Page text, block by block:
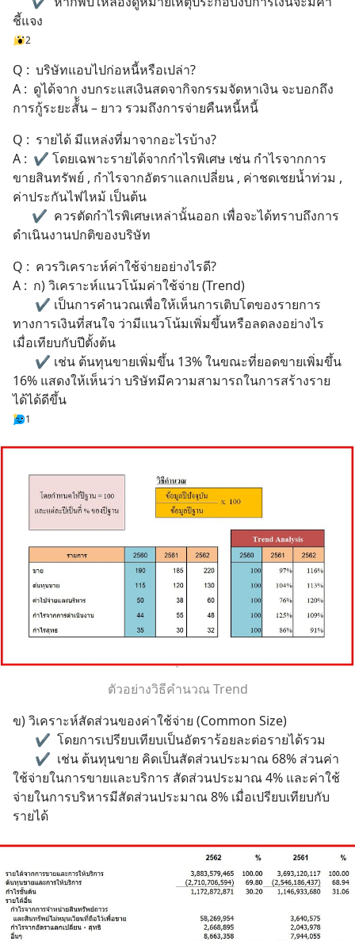
ชี้แจง
2
Q :  บริษัทแอบไปก่อหนี้หรือเปล่า?
A :  ดูได้จาก งบกระแสเงินสดจากิจกรรมจัดหาเงิน จะบอกถึง
การกู้ระยะสั้ัน – ยาว รวมถึงการจ่ายคืนหนี้หนี้
Q :  รายได้ มีแหล่งที่มาจากอะไรบ้าง?
A :  ✔ โดยเฉพาะรายได้จากกำไรพิเศษ เช่น กำไรจากการ
ขายสินทรัพย์ , กำไรจากอัตราแลกเปลี่ยน , ค่าชดเชยน้ำท่วม ,
ค่าประกันไฟไหม้ เป็นต้น
ดำเนินงานปกติของบริษัท
Q :  ควรวิเคราะห์ค่าใช้จ่ายอย่างไรดี?
A :  ก) วิเคราะห์แนวโน้มค่าใช้จ่าย (Trend)
ทางการเงินที่สนใจ ว่ามีแนวโน้มเพิ่มขึ้นหรือลดลงอย่างไร
เมื่อเทียบกับปีตั้งต้น
16% แสดงให้เห็นว่า บริษัทมีความสามารถในการสร้างราย
ได้ได้ดีขึ้น
1
ตัวอย่างวิธีคำนวณ Trend
ข) วิเคราะห์สัดส่วนของค่าใช้จ่าย (Common Size)
       ✔  โดยการเปรียบเทียบเป็นอัตราร้อยละต่อรายได้รวม
ใช้จ่ายในการขายและบริการ สัดส่วนประมาณ 4% และค่าใช้
จ่ายในการบริหารมีสัดส่วนประมาณ 8% เมื่อเปรียบเทียบกับ
รายได้